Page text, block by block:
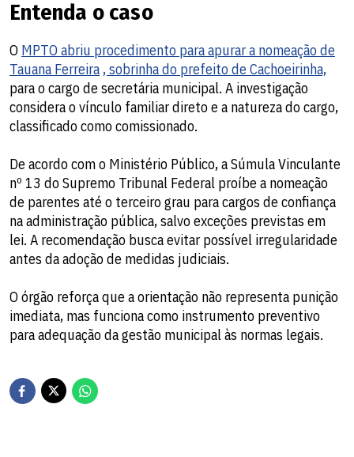
Entenda o caso
O MPTO abriu procedimento para apurar a nomeação de
Tauana Ferreira , sobrinha do prefeito de Cachoeirinha,
para o cargo de secretária municipal. A investigação
considera o vínculo familiar direto e a natureza do cargo,
classificado como comissionado.
De acordo com o Ministério Público, a Súmula Vinculante
nº 13 do Supremo Tribunal Federal proíbe a nomeação
de parentes até o terceiro grau para cargos de confiança
na administração pública, salvo exceções previstas em
lei. A recomendação busca evitar possível irregularidade
antes da adoção de medidas judiciais.
O órgão reforça que a orientação não representa punição
imediata, mas funciona como instrumento preventivo
para adequação da gestão municipal às normas legais.